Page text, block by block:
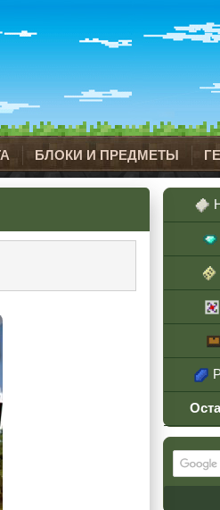
БЛОКИ И ПРЕДМЕТЫ